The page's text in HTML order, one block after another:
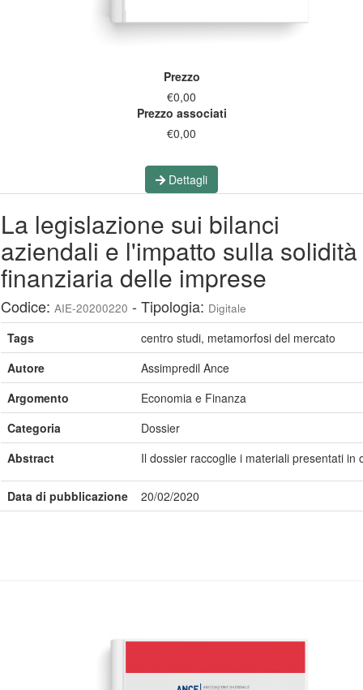
Prezzo
€0,00
Prezzo associati
€0,00
Dettagli
La legislazione sui bilanci
aziendali e l'impatto sulla solidità
finanziaria delle imprese
Codice: AIE-20200220 - Tipologia: Digitale
Tags
centro studi, metamorfosi del mercato
Autore
Assimpredil Ance
Argomento
Economia e Finanza
Categoria
Dossier
Abstract
Il dossier raccoglie i materiali presentati
Data di pubblicazione 20/02/2020